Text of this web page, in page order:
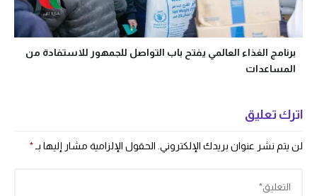
برنامج الغذاء العالمي يفتح باب التواصل للجمهور للاستفادة من
المساعدات
اترك تعليق
لن يتم نشر عنوان بريدك الإلكتروني. الحقول الإلزامية مشار إليها بـ*